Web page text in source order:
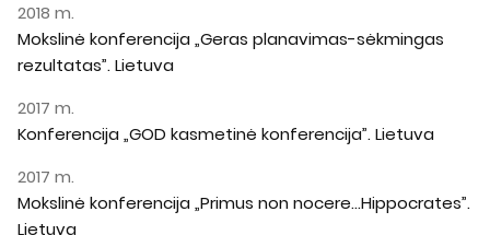
2018 m.
Mokslinė konferencija „Geras planavimas-sėkmingas
rezultatas”. Lietuva
2017 m.
Konferencija „GOD kasmetinė konferencija”. Lietuva
2017 m.
Mokslinė konferencija „Primus non nocere…Hippocrates”.
Lietuva